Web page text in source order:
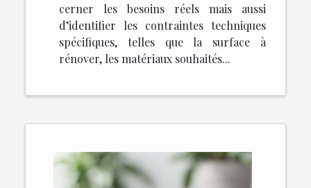
cerner les besoins réels mais aussi
d’identifier les contraintes techniques
spécifiques, telles que la surface à
rénover, les matériaux souhaités...